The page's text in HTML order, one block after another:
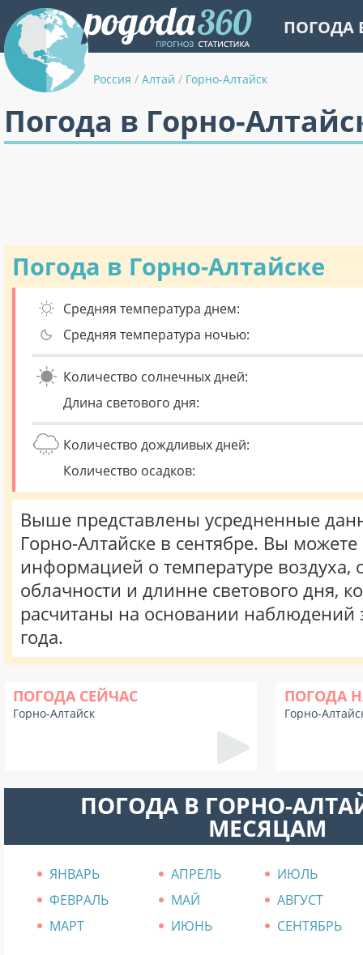
ПОГОДА
Россия / Алтай / Горно-Алтайск
Погода в Горно-
Погода в Горно-Алтайске
Средняя температура днем:
Средняя температура ночью:
Количество солнечных дней:
Длина светового дня:
Количество дождливых дней:
Количество осадков:
Выше представлены усредненные
Горно-Алтайске в сентябре. Вы можете
информацией о температуре воздуха,
облачности и длинне светового дня,
расчитаны на основании наблюдений
года.
ПОГОДА СЕЙЧАС
Горно-Алтайск
ПОГОДА
Горно-
ПОГОДА В ГОРНО-
МЕСЯЦАМ
ЯНВАРЬ АПРЕЛЬ
ИЮЛЬ
ФЕВРАЛЬ
МАЙ
АВГУСТ
МАРТ
ИЮНЬ СЕНТЯБРЬ